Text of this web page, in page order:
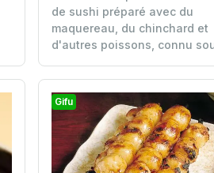
de sushi préparé avec du
maquereau, du chinchard et
d'autres poissons, connu
Gifu